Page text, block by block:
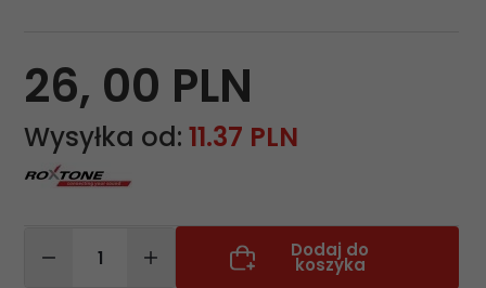
26, 00 PLN
Wysyłka od: 11.37 PLN
Dodaj do
koszyka